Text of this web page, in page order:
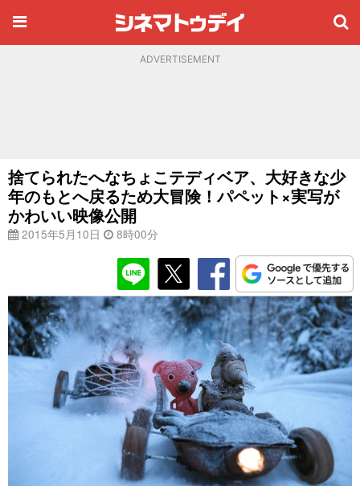
ADVERTISEMENT
捨てられたへなちょこテディベア、大好きな少
年のもとへ戻るため大冒険！パペット×実写が
かわいい映像公開
2015年5月10日 8時00分